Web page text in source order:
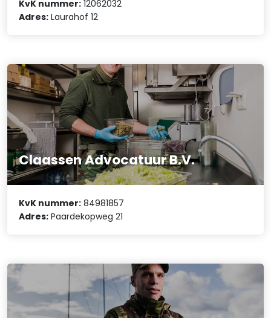
KvK nummer: 12062032
Adres: Laurahof 12
Claassen Advocatuur B.V.
KvK nummer: 84981857
Adres: Paardekopweg 21